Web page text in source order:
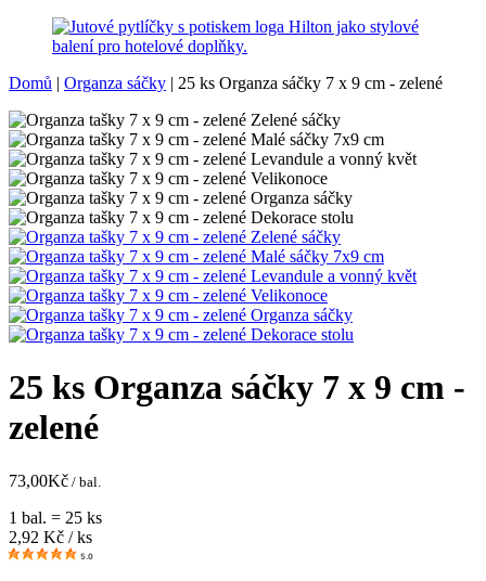
Domů | Organza sáčky | 25 ks Organza sáčky 7 x 9 cm - zelené
25 ks Organza sáčky 7 x 9 cm -
zelené
73,00Kč / bal.
1 bal. = 25 ks
2,92 Kč / ks
5.0